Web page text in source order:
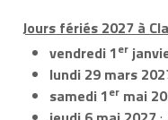
Jours fériés 2027 à
vendredi 1er
lundi 29 mars
samedi 1er mai